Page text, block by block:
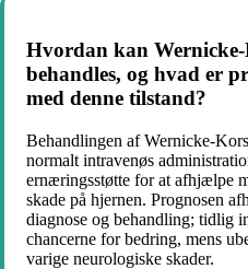
Hvordan kan
behandles, og hvad er
med denne tilstand?
Behandlingen af Wernicke-
normalt intravenøs
ernæringsstøtte for at afhjælpe
skade på hjernen. Prognosen
diagnose og behandling; tidlig
chancerne for bedring, mens
varige neurologiske skader.